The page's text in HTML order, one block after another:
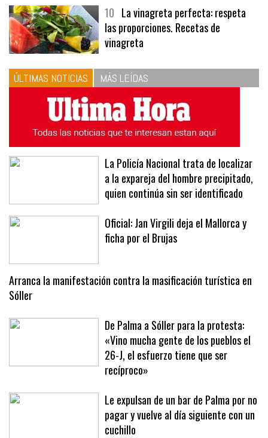
10 La vinagreta perfecta: respeta
las proporciones. Recetas de
vinagreta
ÚLTIMAS NOTICIAS MÁS LEÍDAS
La Policía Nacional trata de localizar
a la expareja del hombre precipitado,
quien continúa sin ser identificado
Oficial: Jan Virgili deja el Mallorca y
ficha por el Brujas
Arranca la manifestación contra la masificación turística en
Sóller
De Palma a Sóller para la protesta:
«Vino mucha gente de los pueblos el
26-J, el esfuerzo tiene que ser
recíproco»
Le expulsan de un bar de Palma por no
pagar y vuelve al día siguiente con un
cuchillo